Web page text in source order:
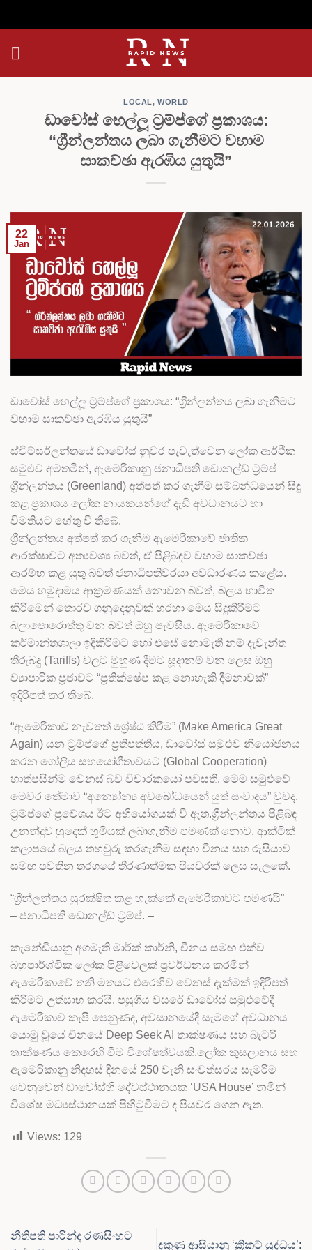
LOCAL,WORLD
ඩාවෝස් හෙල්ලූ ට්‍රම්ප්ගේ ප්‍රකාශය:
“ග්‍රීන්ලන්තය ලබා ගැනීමට වහාම
සාකච්ඡා ඇරඹිය යුතුයි”
22
Jan
ඩාවෝස් හෙල්ලූ ට්‍රම්ප්ගේ ප්‍රකාශය: “ග්‍රීන්ලන්තය ලබා ගැනීමට
වහාම සාකච්ඡා ඇරඹිය යුතුයි”
ස්විට්සර්ලන්තයේ ඩාවෝස් නුවර පැවැත්වෙන ලෝක ආර්ථික
සමුළුව අමතමින්, ඇමෙරිකානු ජනාධිපති ඩොනල්ඩ් ට්‍රම්ප්
ග්‍රීන්ලන්තය (Greenland) අත්පත් කර ගැනීම සම්බන්ධයෙන් සිදු
කළ ප්‍රකාශය ලෝක නායකයන්ගේ දැඩි අවධානයට හා
විමතියට හේතු වී තිබේ.
ග්‍රීන්ලන්තය අත්පත් කර ගැනීම ඇමෙරිකාවේ ජාතික
ආරක්ෂාවට අත්‍යවශ්‍ය බවත්, ඒ පිළිබඳව වහාම සාකච්ඡා
ආරම්භ කළ යුතු බවත් ජනාධිපතිවරයා අවධාරණය කළේය.
මෙය හමුදාමය ආක්‍රමණයක් නොවන බවත්, බලය භාවිත
කිරීමෙන් තොරව ගනුදෙනුවක් හරහා මෙය සිදුකිරීමට
බලාපොරොත්තු වන බවත් ඔහු පැවසීය. ඇමෙරිකාවේ
කර්මාන්තශාලා ඉදිකිරීමට හෝ එසේ නොමැති නම් දැවැන්ත
තීරුබදු (Tariffs) වලට මුහුණ දීමට සූදානම් වන ලෙස ඔහු
ව්‍යාපාරික ප්‍රජාවට “ප්‍රතික්ෂේප කළ නොහැකි දීමනාවක්”
ඉදිරිපත් කර තිබේ.
“ඇමෙරිකාව නැවතත් ශ්‍රේෂ්ඨ කිරීම” (Make America Great
Again) යන ට්‍රම්ප්ගේ ප්‍රතිපත්තිය, ඩාවෝස් සමුළුව නියෝජනය
කරන ගෝලීය සහයෝගීතාවයට (Global Cooperation)
හාත්පසින්ම වෙනස් බව විචාරකයෝ පවසති. මෙම සමුළුවේ
මෙවර තේමාව “අන්‍යෝන්‍ය අවබෝධයෙන් යුත් සංවාදය” වුවද,
ට්‍රම්ප්ගේ ප්‍රවේශය ඊට අභියෝගයක් වී ඇත.ග්‍රීන්ලන්තය පිළිබඳ
උනන්දුව හුදෙක් භූමියක් ලබාගැනීම පමණක් නොව, ආක්ටික්
කලාපයේ බලය තහවුරු කරගැනීම සඳහා චීනය සහ රුසියාව
සමඟ පවතින තරගයේ තීරණාත්මක පියවරක් ලෙස සැලකේ.
“ග්‍රීන්ලන්තය සුරක්ෂිත කළ හැක්කේ ඇමෙරිකාවට පමණයි”
– ජනාධිපති ඩොනල්ඩ් ට්‍රම්ප්. –
කැනේඩියානු අගමැති මාර්ක් කාර්නි, චීනය සමඟ එක්ව
බහුපාර්ශ්වික ලෝක පිළිවෙලක් ප්‍රවර්ධනය කරමින්
ඇමෙරිකාවේ තනි මතයට එරෙහිව වෙනස් දැක්මක් ඉදිරිපත්
කිරීමට උත්සාහ කරයි. පසුගිය වසරේ ඩාවෝස් සමුළුවේදී
ඇමෙරිකාව කැපී පෙනුණද, අවසානයේදී සැමගේ අවධානය
යොමු වූයේ චීනයේ Deep Seek AI තාක්ෂණය සහ බැටරි
තාක්ෂණය කෙරෙහි වීම විශේෂත්වයකි.ලෝක කුසලානය සහ
ඇමෙරිකානු නිදහස් දිනයේ 250 වැනි සංවත්සරය සැමරීම
වෙනුවෙන් ඩාවෝස්හි දේවස්ථානයක ‘USA House’ නමින්
විශේෂ මධ්‍යස්ථානයක් පිහිටුවීමට ද පියවර ගෙන ඇත.
Views: 129
නීතිපති පාරින්ද රණසිංහට
දකුණු ආසියානු ‘ක්‍රිකට් යුද්ධය’: